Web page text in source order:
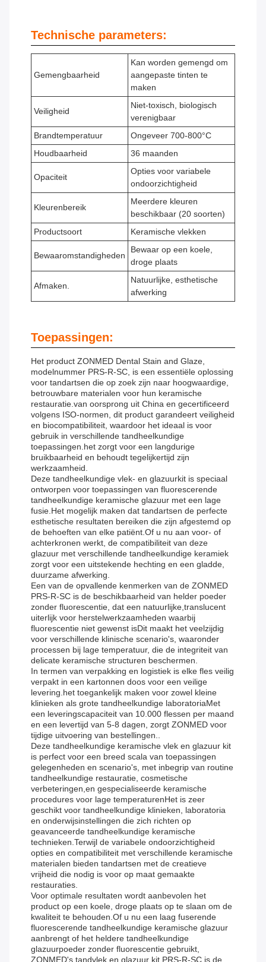
Technische parameters:
Gemengbaarheid
Kan worden gemengd om
aangepaste tinten te
maken
Veiligheid
Niet-toxisch, biologisch
verenigbaar
Brandtemperatuur
Ongeveer 700-800°C
Houdbaarheid
36 maanden
Opaciteit
Opties voor variabele
ondoorzichtigheid
Kleurenbereik
Meerdere kleuren
beschikbaar (20 soorten)
Productsoort
Keramische vlekken
Bewaaromstandigheden
Bewaar op een koele,
droge plaats
Afmaken.
Natuurlijke, esthetische
afwerking
Toepassingen:
Het product ZONMED Dental Stain and Glaze,
modelnummer PRS-R-SC, is een essentiële oplossing
voor tandartsen die op zoek zijn naar hoogwaardige,
betrouwbare materialen voor hun keramische
restauratie.van oorsprong uit China en gecertificeerd
volgens ISO-normen, dit product garandeert veiligheid
en biocompatibiliteit, waardoor het ideaal is voor
gebruik in verschillende tandheelkundige
toepassingen.het zorgt voor een langdurige
bruikbaarheid en behoudt tegelijkertijd zijn
werkzaamheid.
Deze tandheelkundige vlek- en glazuurkit is speciaal
ontworpen voor toepassingen van fluorescerende
tandheelkundige keramische glazuur met een lage
fusie.Het mogelijk maken dat tandartsen de perfecte
esthetische resultaten bereiken die zijn afgestemd op
de behoeften van elke patiënt.Of u nu aan voor- of
achterkronen werkt, de compatibiliteit van deze
glazuur met verschillende tandheelkundige keramiek
zorgt voor een uitstekende hechting en een gladde,
duurzame afwerking.
Een van de opvallende kenmerken van de ZONMED
PRS-R-SC is de beschikbaarheid van helder poeder
zonder fluorescentie, dat een natuurlijke,translucent
uiterlijk voor herstelwerkzaamheden waarbij
fluorescentie niet gewenst isDit maakt het veelzijdig
voor verschillende klinische scenario's, waaronder
processen bij lage temperatuur, die de integriteit van
delicate keramische structuren beschermen.
In termen van verpakking en logistiek is elke fles veilig
verpakt in een kartonnen doos voor een veilige
levering.het toegankelijk maken voor zowel kleine
klinieken als grote tandheelkundige laboratoriaMet
een leveringscapaciteit van 10.000 flessen per maand
en een levertijd van 5-8 dagen, zorgt ZONMED voor
tijdige uitvoering van bestellingen..
Deze tandheelkundige keramische vlek en glazuur kit
is perfect voor een breed scala van toepassingen
gelegenheden en scenario's, met inbegrip van routine
tandheelkundige restauratie, cosmetische
verbeteringen,en gespecialiseerde keramische
procedures voor lage temperaturenHet is zeer
geschikt voor tandheelkundige klinieken, laboratoria
en onderwijsinstellingen die zich richten op
geavanceerde tandheelkundige keramische
technieken.Terwijl de variabele ondoorzichtigheid
opties en compatibiliteit met verschillende keramische
materialen bieden tandartsen met de creatieve
vrijheid die nodig is voor op maat gemaakte
restauraties.
Voor optimale resultaten wordt aanbevolen het
product op een koele, droge plaats op te slaan om de
kwaliteit te behouden.Of u nu een laag fuserende
fluorescerende tandheelkundige keramische glazuur
aanbrengt of het heldere tandheelkundige
glazuurpoeder zonder fluorescentie gebruikt,
ZONMED's tandvlek en glazuur kit PRS-R-SC is de